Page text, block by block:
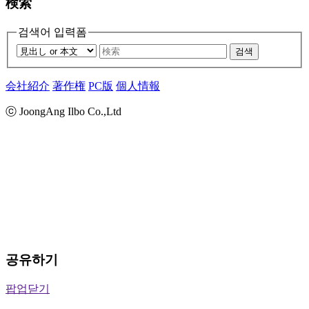
検索
검색어 입력폼
검색
会社紹介 著作権 PC版 個人情報
ⓒ JoongAng Ilbo Co.,Ltd
공유하기
팝업닫기